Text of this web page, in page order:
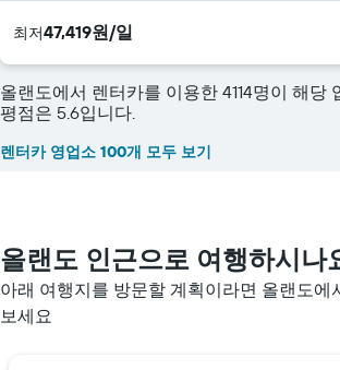
​최저47,419원/일
올랜도에서 렌터카를 이용한 4114명이 해당
평점은 5.6입니다.
렌터카 영업소 100개 모두 보기
올랜도 인근으로 여행하시나
아래 여행지를 방문할 계획이라면 올랜도​에
보세요